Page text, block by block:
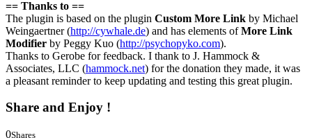
== Thanks to ==
The plugin is based on the plugin Custom More Link by Michael
Weingaertner (http://cywhale.de) and has elements ofMore Link
Modifier by Peggy Kuo (http://psychopyko.com).
Thanks to Gerobe for feedback. I thank to J. Hammock &
Associates, LLC (hammock.net) for the donation they made, it was
a pleasant reminder to keep updating and testing this great plugin.
Share and Enjoy !